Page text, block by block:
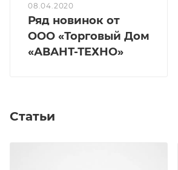
08.04.2020
Ряд новинок от
ООО «Торговый Дом
«АВАНТ-ТЕХНО»
Статьи